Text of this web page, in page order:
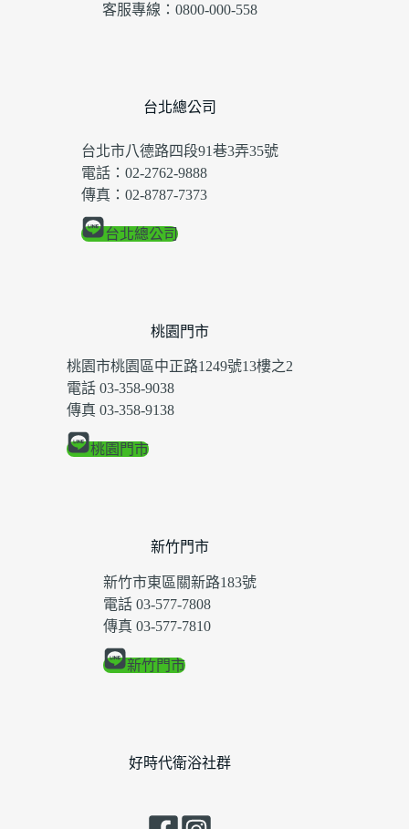
客服專線：0800-000-558
台北總公司
台北市八德路四段91巷3弄35號
電話：02-2762-9888
傳真：02-8787-7373
台北總公司
桃園門市
桃園市桃園區中正路1249號13樓之2
電話 03-358-9038
傳真 03-358-9138
桃園門市
新竹門市
新竹市東區關新路183號
電話 03-577-7808
傳真 03-577-7810
新竹門市
好時代衛浴社群